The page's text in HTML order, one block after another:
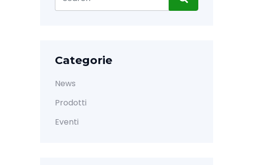
Categorie
News
Prodotti
Eventi